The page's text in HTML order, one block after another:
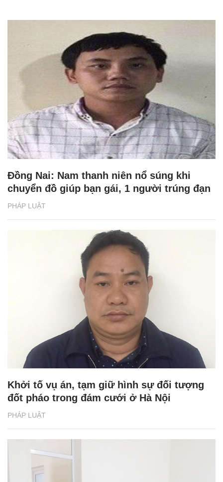
PHÁP LUẬT
Đồng Nai: Nam thanh niên nổ súng khi
chuyển đồ giúp bạn gái, 1 người trúng đạn
PHÁP LUẬT
Khởi tố vụ án, tạm giữ hình sự đối tượng
đốt pháo trong đám cưới ở Hà Nội